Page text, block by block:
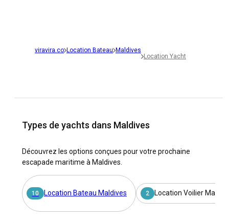
viravira.co Location Bateau Maldives
Location Yacht
Types de yachts dans Maldives
Découvrez les options conçues pour votre prochaine
escapade maritime à Maldives.
10 Location Bateau Maldives 2 Location Voilier